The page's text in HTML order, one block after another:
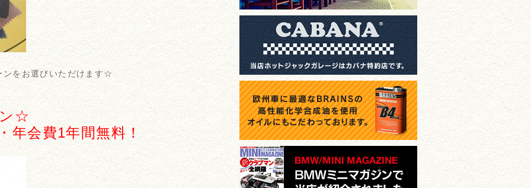
ンをお選びいただけます☆
☆
年会費1年間無料！